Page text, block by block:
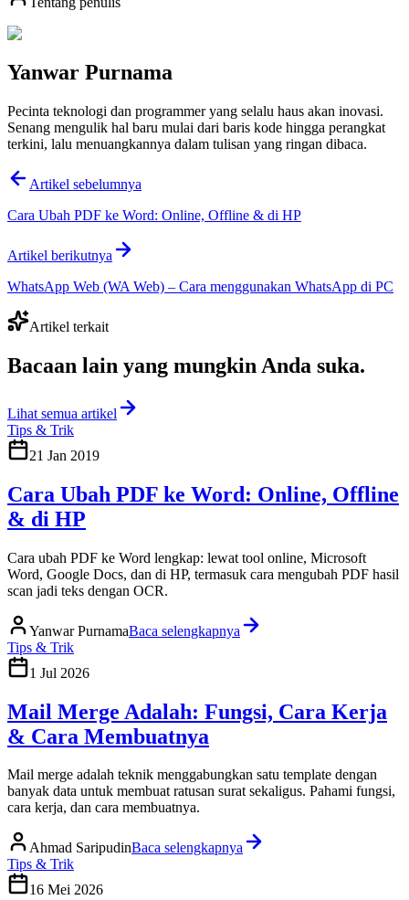
Yanwar Purnama
Pecinta teknologi dan programmer yang selalu haus akan inovasi.
Senang mengulik hal baru mulai dari baris kode hingga perangkat
terkini, lalu menuangkannya dalam tulisan yang ringan dibaca.
Artikel sebelumnya
Cara Ubah PDF ke Word: Online, Offline & di HP
Artikel berikutnya
WhatsApp Web (WA Web) – Cara menggunakan WhatsApp di PC
Artikel terkait
Bacaan lain yang mungkin Anda suka.
Lihat semua artikel
Tips & Trik
21 Jan 2019
Cara Ubah PDF ke Word: Online, Offline
& di HP
Cara ubah PDF ke Word lengkap: lewat tool online, Microsoft
Word, Google Docs, dan di HP, termasuk cara mengubah PDF hasil
scan jadi teks dengan OCR.
Yanwar PurnamaBaca selengkapnya
Tips & Trik
1 Jul 2026
Mail Merge Adalah: Fungsi, Cara Kerja
& Cara Membuatnya
Mail merge adalah teknik menggabungkan satu template dengan
banyak data untuk membuat ratusan surat sekaligus. Pahami fungsi,
cara kerja, dan cara membuatnya.
Ahmad SaripudinBaca selengkapnya
Tips & Trik
16 Mei 2026